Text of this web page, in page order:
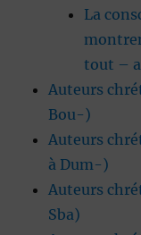
La
tout –
Auteurs
Bou-)
Auteurs
à Dum-)
Auteurs
Sba)